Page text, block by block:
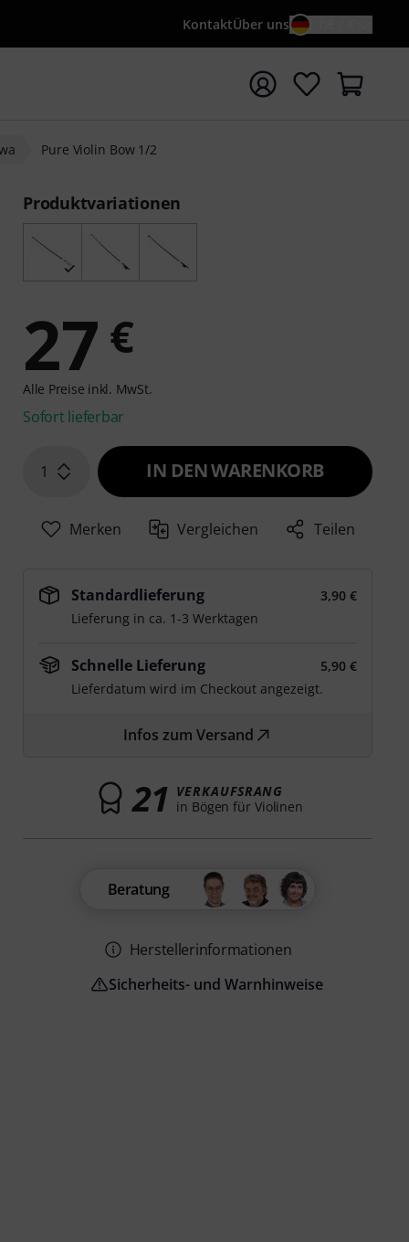
KontaktÜber uns
mit Suchwort {searchTerm} starten
Pure Violin Bow 1/2
Produktvariationen
27 €
Alle Preise inkl. MwSt.
Sofort lieferbar
1 IN DEN WARENKORB
Merken Vergleichen Teilen
Standardlieferung
3,90 €
Lieferung in ca. 1-3 Werktagen
Schnelle Lieferung
5,90 €
Lieferdatum wird im Checkout angezeigt.
Infos zum Versand
21 VERKAUFSRANG
in Bögen für Violinen
Beratung
Herstellerinformationen
Sicherheits- und Warnhinweise